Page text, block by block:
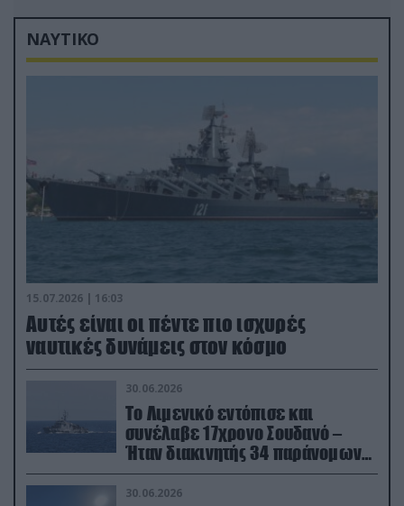
ΝΑΥΤΙΚΟ
15.07.2026 | 16:03
Aυτές είναι οι πέντε πιο ισχυρές
ναυτικές δυνάμεις στον κόσμο
30.06.2026
Το Λιμενικό εντόπισε και
συνέλαβε 17χρονο Σουδανό –
Ήταν διακινητής 34 παράνομων
μεταναστών
30.06.2026